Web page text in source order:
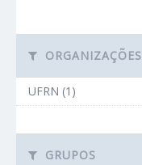
ORGANIZAÇÕES
UFRN (1)
GRUPOS